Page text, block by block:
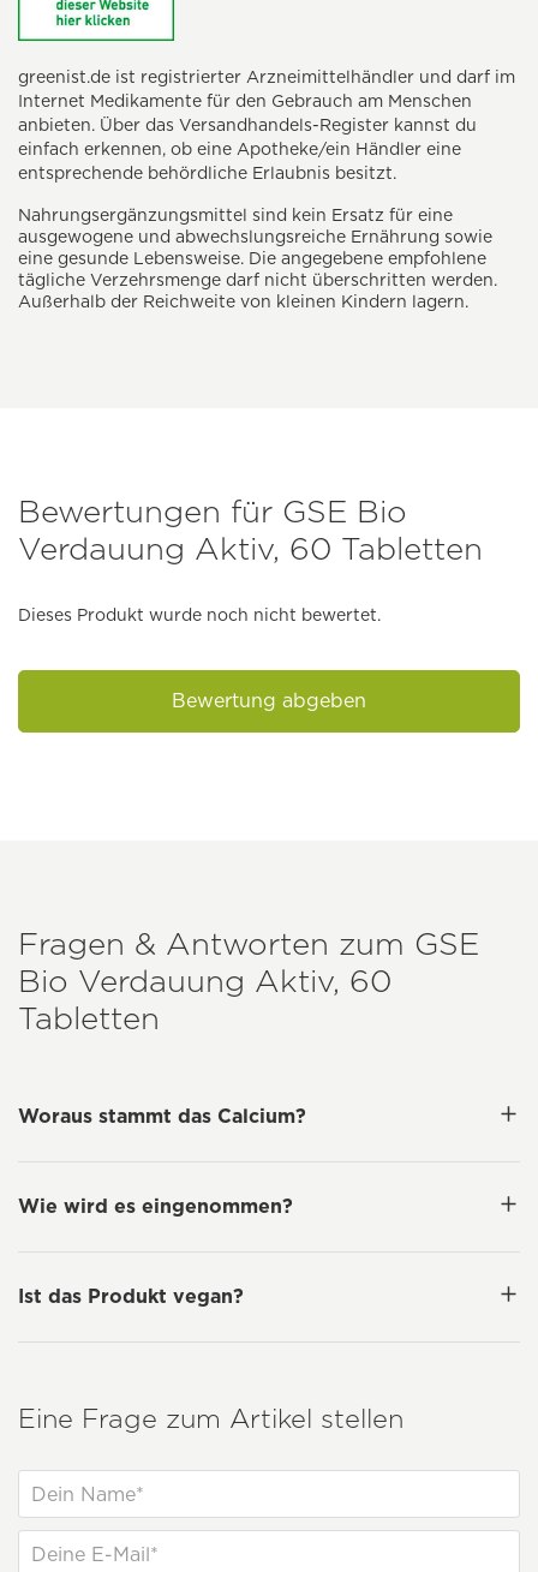
greenist.de ist registrierter Arzneimittelhändler und darf im
Internet Medikamente für den Gebrauch am Menschen
anbieten. Über das Versandhandels-Register kannst du
einfach erkennen, ob eine Apotheke/ein Händler eine
entsprechende behördliche Erlaubnis besitzt.
Nahrungsergänzungsmittel sind kein Ersatz für eine
ausgewogene und abwechslungsreiche Ernährung sowie
eine gesunde Lebensweise. Die angegebene empfohlene
tägliche Verzehrsmenge darf nicht überschritten werden.
Außerhalb der Reichweite von kleinen Kindern lagern.
Bewertungen für GSE Bio
Verdauung Aktiv, 60 Tabletten
Dieses Produkt wurde noch nicht bewertet.
Bewertung abgeben
Fragen & Antworten zum GSE
Bio Verdauung Aktiv, 60
Tabletten
Woraus stammt das Calcium?
Wie wird es eingenommen?
Ist das Produkt vegan?
Eine Frage zum Artikel stellen